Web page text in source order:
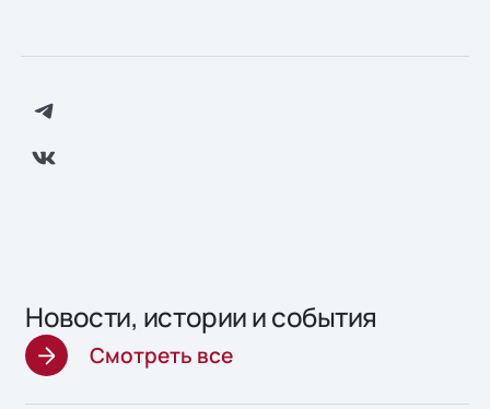
Новости, истории и события
Смотреть все